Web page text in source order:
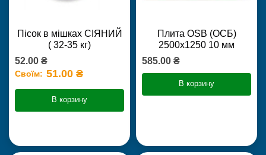
Пісок в мішках СІЯНИЙ
( 32-35 кг)
52.00 ₴
Своїм: 51.00 ₴
В корзину
Плита OSB (ОСБ)
2500х1250 10 мм
585.00 ₴
В корзину